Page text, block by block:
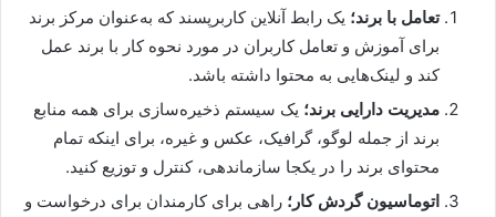
تعامل با برند؛ یک رابط آنلاین کاربرپسند که به‌عنوان مرکز برند
برای آموزش و تعامل کاربران در مورد نحوه کار با برند عمل
کند و لینک‌هایی به محتوا داشته باشد.
مدیریت دارایی برند؛ یک سیستم ذخیره‌سازی برای همه منابع
برند از جمله لوگو، گرافیک، عکس و غیره، برای اینکه تمام
محتوای برند را در یکجا سازماندهی، کنترل و توزیع کنید.
اتوماسیون گردش کار؛ راهی برای کارمندان برای درخواست و